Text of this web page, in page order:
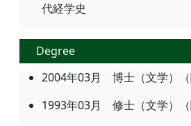
代経学史
Degree
2004年03月 博士（文学）（
1993年03月 修士（文学）（